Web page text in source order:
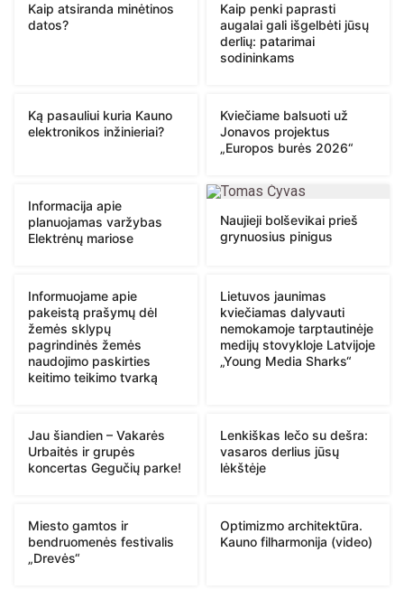
Kaip atsiranda minėtinos
datos?
Kaip penki paprasti
augalai gali išgelbėti jūsų
derlių: patarimai
sodininkams
Ką pasauliui kuria Kauno
elektronikos inžinieriai?
Kviečiame balsuoti už
Jonavos projektus
„Europos burės 2026“
Informacija apie
planuojamas varžybas
Elektrėnų mariose
Naujieji bolševikai prieš
grynuosius pinigus
Informuojame apie
pakeistą prašymų dėl
žemės sklypų
pagrindinės žemės
naudojimo paskirties
keitimo teikimo tvarką
Lietuvos jaunimas
kviečiamas dalyvauti
nemokamoje tarptautinėje
medijų stovykloje Latvijoje
„Young Media Sharks“
Jau šiandien – Vakarės
Urbaitės ir grupės
koncertas Gegučių parke!
Lenkiškas lečo su dešra:
vasaros derlius jūsų
lėkštėje
Miesto gamtos ir
bendruomenės festivalis
„Drevės“
Optimizmo architektūra.
Kauno filharmonija (video)